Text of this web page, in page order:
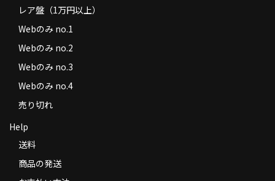
レア盤（1万円以上）
Webのみ no.1
Webのみ no.2
Webのみ no.3
Webのみ no.4
売り切れ
Help
送料
商品の発送